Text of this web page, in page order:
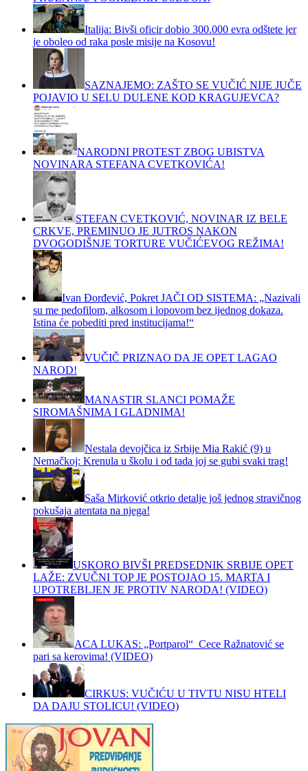
Italija: Bivši oficir dobio 300.000 evra odštete jer
je oboleo od raka posle misije na Kosovu!
SAZNAJEMO: ZAŠTO SE VUČIĆ NIJE JUČE
POJAVIO U SELU DULENE KOD KRAGUJEVCA?
NARODNI PROTEST ZBOG UBISTVA
NOVINARA STEFANA CVETKOVIĆA!
STEFAN CVETKOVIĆ, NOVINAR IZ BELE
CRKVE, PREMINUO JE JUTROS NAKON
DVOGODIŠNJE TORTURE VUČIĆEVOG REŽIMA!
Ivan Đorđević, Pokret JAČI OD SISTEMA: „Nazivali
su me pedofilom, alkosom i lopovom bez ijednog dokaza.
Istina će pobediti pred institucijama!“
VUČIČ PRIZNAO DA JE OPET LAGAO
NAROD!
MANASTIR SLANCI POMAŽE
SIROMAŠNIMA I GLADNIMA!
Nestala devojčica iz Srbije Mia Rakić (9) u
Nemačkoj: Krenula u školu i od tada joj se gubi svaki trag!
Saša Mirković otkrio detalje još jednog stravičnog
pokušaja atentata na njega!
USKORO BIVŠI PREDSEDNIK SRBIJE OPET
LAŽE: ZVUČNI TOP JE POSTOJAO 15. MARTA I
UPOTREBLJEN JE PROTIV NARODA! (VIDEO)
ACA LUKAS: „Portparol“ Cece Ražnatović se
pari sa kerovima! (VIDEO)
CIRKUS: VUČIĆU U TIVTU NISU HTELI
DA DAJU STOLICU! (VIDEO)